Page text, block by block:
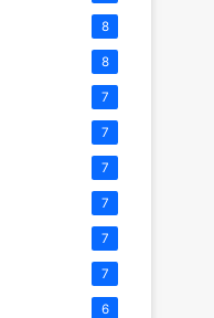
8
8
7
7
7
7
7
7
6